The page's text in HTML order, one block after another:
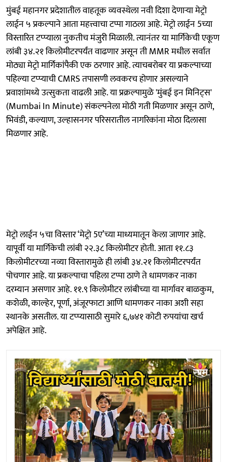
मुंबई महानगर प्रदेशातील वाहतूक व्यवस्थेला नवी दिशा देणाऱ्या मेट्रो
लाईन ५ प्रकल्पाने आता महत्त्वाचा टप्पा गाठला आहे. मेट्रो लाईन 5च्या
विस्तारित टप्प्याला नुकतीच मंजुरी मिळाली. त्यानंतर या मार्गिकेची एकूण
लांबी ३४.२१ किलोमीटरपर्यंत वाढणार असून ती MMR मधील सर्वात
मोठ्या मेट्रो मार्गिकांपैकी एक ठरणार आहे. त्याचबरोबर या प्रकल्पाच्या
पहिल्या टप्प्याची CMRS तपासणी लवकरच होणार असल्याने
प्रवाशांमध्ये उत्सुकता वाढली आहे. या प्रक्रल्पामुळे 'मुंबई इन मिनिट्स'
(Mumbai In Minute) संकल्पनेला मोठी गती मिळणार असून ठाणे,
भिवंडी, कल्याण, उल्हासनगर परिसरातील नागरिकांना मोठा दिलासा
मिळणार आहे.
मेट्रो लाईन ५चा विस्तार ‘मेट्रो 5ए’च्या माध्यमातून केला जाणार आहे.
यापूर्वी या मार्गिकेची लांबी २२.३८ किलोमीटर होती. आता ११.८३
किलोमीटरच्या नव्या विस्तारामुळे ही लांबी ३४.२१ किलोमीटरपर्यंत
पोचणार आहे. या प्रकल्पाचा पहिला टप्पा ठाणे ते धामणकर नाका
दरम्यान असणार आहे. ११.९ किलोमीटर लांबीच्या या मार्गावर बाळकुम,
कशेळी, काल्हेर, पूर्णा, अंजूरफाटा आणि धामणकर नाका अशी सहा
स्थानके असतील. या टप्प्यासाठी सुमारे ६,७४१ कोटी रुपयांचा खर्च
अपेक्षित आहे.